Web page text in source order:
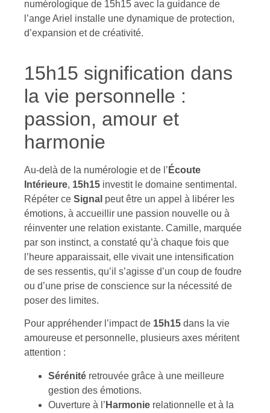
numérologique de 15h15 avec la guidance de
l’ange Ariel installe une dynamique de protection,
d’expansion et de créativité.
15h15 signification dans
la vie personnelle :
passion, amour et
harmonie
Au-delà de la numérologie et de l’ Écoute
Intérieure, 15h15 investit le domaine sentimental.
Répéter ce Signal peut être un appel à libérer les
émotions, à accueillir une passion nouvelle ou à
réinventer une relation existante. Camille, marquée
par son instinct, a constaté qu’à chaque fois que
l’heure apparaissait, elle vivait une intensification
de ses ressentis, qu’il s’agisse d’un coup de foudre
ou d’une prise de conscience sur la nécessité de
poser des limites.
Pour appréhender l’impact de 15h15 dans la vie
amoureuse et personnelle, plusieurs axes méritent
attention :
Sérénité retrouvée grâce à une meilleure
gestion des émotions.
Ouverture à l’ Harmonie relationnelle et à la